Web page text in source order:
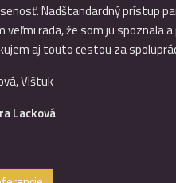
v dnešnej dobe sa dá nájsť
Vaše služby potrebovať,